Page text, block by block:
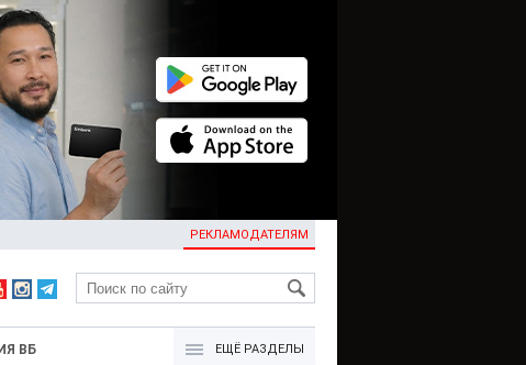
РЕКЛАМОДАТЕЛЯМ
KG
ВБ ЕЩЁ РАЗДЕЛЫ